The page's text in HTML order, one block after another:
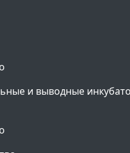
и выводные